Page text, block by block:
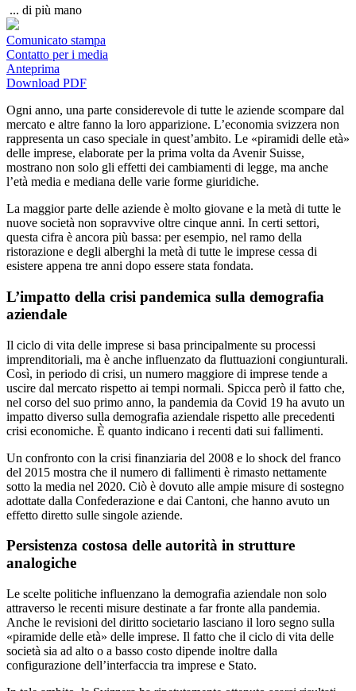
... di più mano
Comunicato stampa
Contatto per i media
Anteprima
Download PDF
Ogni anno, una parte considerevole di tutte le aziende scompare dal
mercato e altre fanno la loro apparizione. L’economia svizzera non
rappresenta un caso speciale in quest’ambito. Le «piramidi delle età»
delle imprese, elaborate per la prima volta da Avenir Suisse,
mostrano non solo gli effetti dei cambiamenti di legge, ma anche
l’età media e mediana delle varie forme giuridiche.
La maggior parte delle aziende è molto giovane e la metà di tutte le
nuove società non sopravvive oltre cinque anni. In certi settori,
questa cifra è ancora più bassa: per esempio, nel ramo della
ristorazione e degli alberghi la metà di tutte le imprese cessa di
esistere appena tre anni dopo essere stata fondata.
L’impatto della crisi pandemica sulla demografia
aziendale
Il ciclo di vita delle imprese si basa principalmente su processi
imprenditoriali, ma è anche influenzato da fluttuazioni congiunturali.
Così, in periodo di crisi, un numero maggiore di imprese tende a
uscire dal mercato rispetto ai tempi normali. Spicca però il fatto che,
nel corso del suo primo anno, la pandemia da Covid 19 ha avuto un
impatto diverso sulla demografia aziendale rispetto alle precedenti
crisi economiche. È quanto indicano i recenti dati sui fallimenti.
Un confronto con la crisi finanziaria del 2008 e lo shock del franco
del 2015 mostra che il numero di fallimenti è rimasto nettamente
sotto la media nel 2020. Ciò è dovuto alle ampie misure di sostegno
adottate dalla Confederazione e dai Cantoni, che hanno avuto un
effetto diretto sulle singole aziende.
Persistenza costosa delle autorità in strutture
analogiche
Le scelte politiche influenzano la demografia aziendale non solo
attraverso le recenti misure destinate a far fronte alla pandemia.
Anche le revisioni del diritto societario lasciano il loro segno sulla
«piramide delle età» delle imprese. Il fatto che il ciclo di vita delle
società sia ad alto o a basso costo dipende inoltre dalla
configurazione dell’interfaccia tra imprese e Stato.